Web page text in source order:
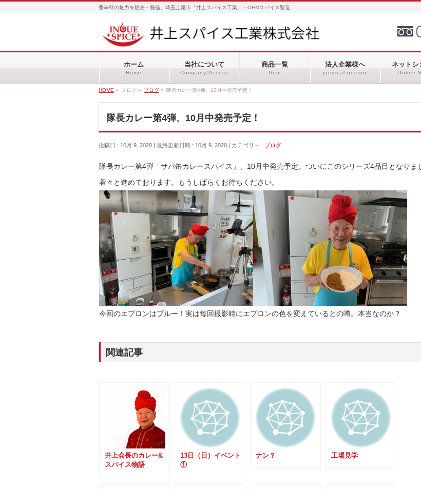
香辛料の魅力を販売・発信、埼玉上尾市「井上スパイス工業」・OEMスパイス製造
ホーム
Home
当社について
Company/Access
商品一覧
Item
法人企業様へ
juridical person
ネットシ
Online
HOME » ブログ » ブログ » 隊長カレー第4弾、10月中発売予定！
隊長カレー第4弾、10月中発売予定！
投稿日 : 10月 9, 2020 最終更新日時 : 10月 9, 2020 カテゴリー : ブログ
隊長カレー第4弾「サバ缶カレースパイス」、10月中発売予定。ついにこのシリーズ4品目となりま
着々と進めております。もうしばらくお待ちください。
今回のエプロンはブルー！実は毎回撮影時にエプロンの色を変えているとの噂。本当なのか？
関連記事
井上会長のカレー&
スパイス物語
13日（日）イベント
①
ナン？ 工場見学